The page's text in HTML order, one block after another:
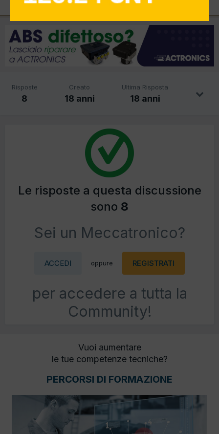
Risposte
8
Creato
18 anni
Ultima Risposta
18 anni
Le risposte a questa discussione
sono 8
Sei un Meccatronico?
ACCEDI oppure REGISTRATI
per accedere a tutta la
Community!
Vuoi aumentare
le tue competenze tecniche?
PERCORSI DI FORMAZIONE